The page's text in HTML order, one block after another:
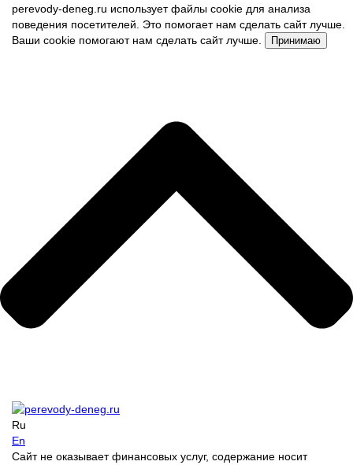
perevody-deneg.ru использует файлы cookie для анализа
поведения посетителей. Это помогает нам сделать сайт лучше.
Ваши cookie помогают нам сделать сайт лучше.
Принимаю
Ru
En
Сайт не оказывает финансовых услуг, содержание носит